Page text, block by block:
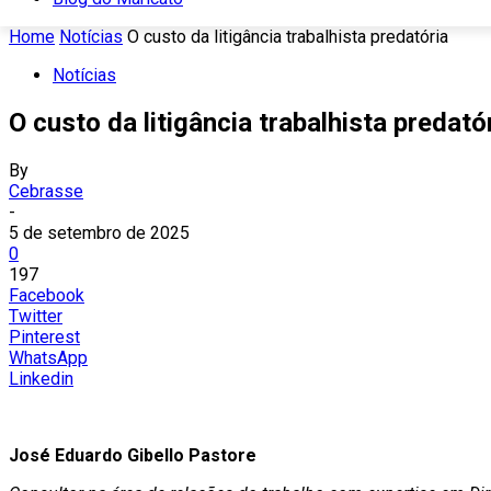
Home Notícias O custo da litigância trabalhista predatória
Notícias
O custo da litigância trabalhista
By
Cebrasse
-
5 de setembro de 2025
0
197
Facebook
Twitter
Pinterest
WhatsApp
Linkedin
José Eduardo Gibello Pastore